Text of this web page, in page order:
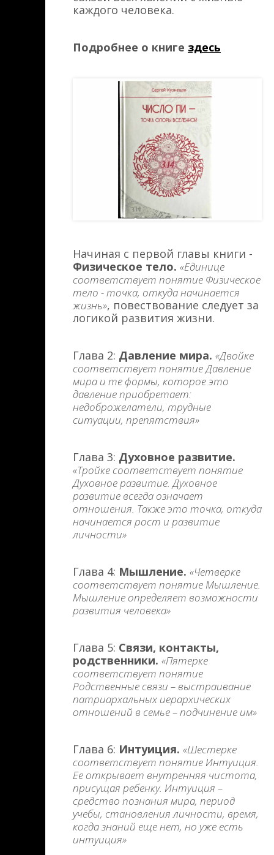
каждого человека.
Подробнее о книге здесь
Начиная с первой главы книги -
Физическое тело. «Единице
соответствует понятие Физическое
тело - точка, откуда начинается
жизнь», повествование следует за
логикой развития жизни.
Глава 2: Давление мира. «Двойке
соответствует понятие Давление
мира и те формы, которое это
давление приобретает:
недоброжелатели, трудные
ситуации, препятствия»
Глава 3: Духовное развитие.
«Тройке соответствует понятие
Духовное развитие. Духовное
развитие всегда означает
отношения. Также это точка, откуда
начинается рост и развитие
личности»
Глава 4: Мышление. «Четверке
соответствует понятие Мышление.
Мышление определяет возможности
развития человека»
Глава 5: Связи, контакты,
родственники. «Пятерке
соответствует понятие
Родственные связи – выстраивание
патриархальных иерархических
отношений в семье – подчинение им»
Глава 6: Интуиция. «Шестерке
соответствует понятие Интуиция.
Ее открывает внутренняя чистота,
присущая ребенку. Интуиция –
средство познания мира, период
учебы, становления личности, время,
когда знаний еще нет, но уже есть
интуиция»